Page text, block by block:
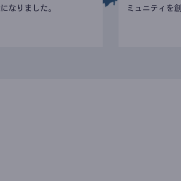
なりました。
ミュニティを